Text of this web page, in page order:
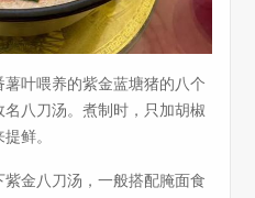
叶喂养的紫金蓝塘猪的八个
八刀汤。煮制时，只加胡椒
鲜。
金八刀汤，一般搭配腌面食